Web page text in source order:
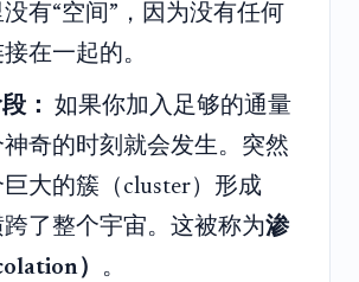
有“空间”，因为没有任何
在一起的。
：
如果你加入足够的通量
奇的时刻就会发生。突然
巨大的簇（cluster）形成
跨了整个宇宙。这被称为渗
） 。